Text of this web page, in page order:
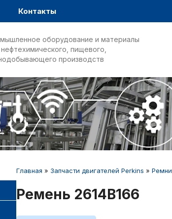
Контакты
оборудование и материалы
пищевого,
производств
Главная » Запчасти двигателей Perkins » Ремни
Ремень 2614B166